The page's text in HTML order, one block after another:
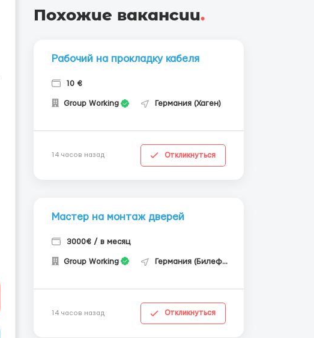
Похожие вакансии.
Рабочий на прокладку кабеля
10 €
Group Working Германия (Хаген)
14 часов назад Откликнуться
Мастер на монтаж дверей
3000€ / в месяц
Group Working Германия (Билефельд)
14 часов назад Откликнуться